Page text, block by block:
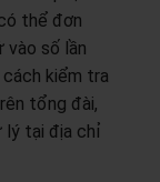
thể đơn
vào số lần
kiểm tra
tổng đài,
lý tại địa chỉ